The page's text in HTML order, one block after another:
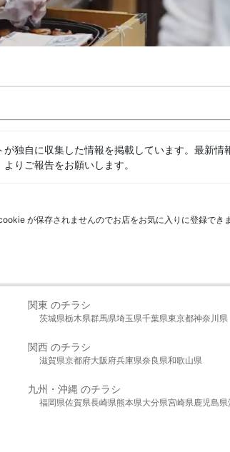
独自に収集した情報を掲載しています。最新
よりご報告をお願いします。
が保存されませんのでお店をお気に入りに登録できま
関東 のチラシ
茨城県栃木県群馬県埼玉県千葉県東京都神奈川県
関西 のチラシ
滋賀県京都府大阪府兵庫県奈良県和歌山県
九州・沖縄 のチラシ
福岡県佐賀県長崎県熊本県大分県宮崎県鹿児島県